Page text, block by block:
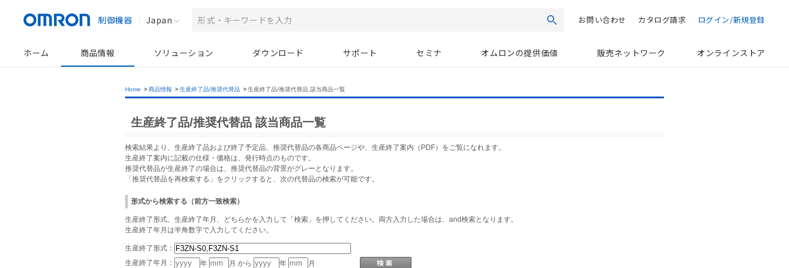
制御機器 Japan 検索お問い合わせ カタログ請求 ログイン/新規登録
ホーム 商品情報 ソリューション ダウンロード サポート セミナ オムロンの提供価値 販売ネットワーク オンラインストア
Home >商品情報 >生産終了品/推奨代替品 >生産終了品/推奨代替品 該当商品一覧
生産終了品/推奨代替品 該当商品一覧
検索結果より、生産終了品および終了予定品、推奨代替品の各商品ページや、生産終了案内（PDF）をご覧になれます。
生産終了案内に記載の仕様・価格は、発行時点のものです。
推奨代替品が生産終了の場合は、推奨代替品の背景がグレーとなります。
「推奨代替品を再検索する」をクリックすると、次の代替品の検索が可能です。
形式から検索する（前方一致検索）
生産終了形式、生産終了年月、どちらかを入力して「検索」を押してください。両方入力した場合は、and検索となります。
生産終了年月は半角数字で入力してください。
生産終了形式：
生産終了年月：
年 月 から 年 月